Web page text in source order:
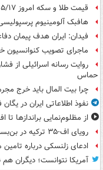
قیمت طلا و سکه امروز ۱۴۰۵/۰۵/۱۷
هافبک آلومینیوم
فیدان: ایران هدف پیمان
ماجرای تصویب کنوانسیون
روایت رسانه اسرائیلی از
حماس
چرا بیت المال باید خرج
نفوذ اطلاعاتی ایران در
از مظلوم‌نمایی براندازها
رویای اف-۳۵ ترکیه در بن‌بست
ادعای زلنسکی درباره
آمریکا نتوانست؛ دیگران هم